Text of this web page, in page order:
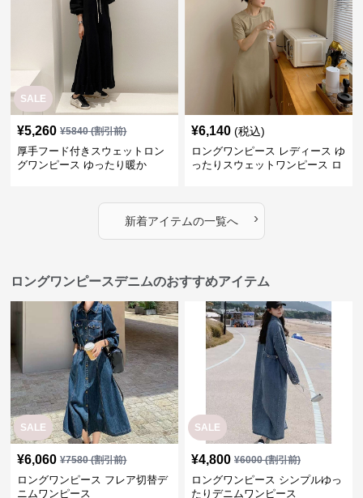
SALE
¥5,260 ¥5840(割引前)
厚手フード付きスウェットロン
グワンピース ゆったり暖か
¥6,140 (税込)
ロングワンピース レディース ゆ
ったりスウェットワンピース ロ
新着アイテムの一覧へ ›
ロングワンピースデニムのおすすめアイテム
SALE
¥6,060 ¥7580(割引前)
ロングワンピース フレア切替デ
ニムワンピース
SALE
¥4,800 ¥6000(割引前)
ロングワンピース シンプルゆっ
たりデニムワンピース